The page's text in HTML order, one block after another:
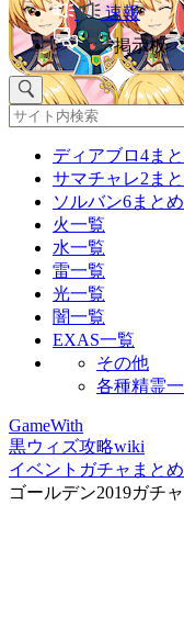
速報
掲示板
ディアブロ4ま
サマチャレ2ま
ソルバン6まとめ
火一覧
水一覧
雷一覧
光一覧
闇一覧
EXAS一覧
その他
各種精霊
GameWith
黒ウィズ攻略wiki
イベントガチャまとめ
ゴールデン2019ガチ